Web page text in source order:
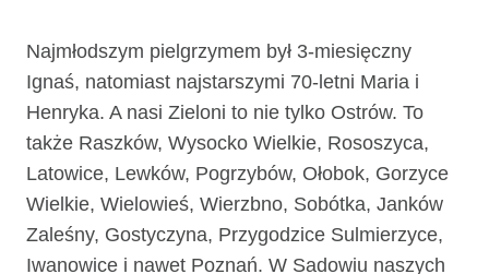
Najmłodszym pielgrzymem był 3-miesięczny
Ignaś, natomiast najstarszymi 70-letni Maria i
Henryka. A nasi Zieloni to nie tylko Ostrów. To
także Raszków, Wysocko Wielkie, Rososzyca,
Latowice, Lewków, Pogrzybów, Ołobok, Gorzyce
Wielkie, Wielowieś, Wierzbno, Sobótka, Janków
Zaleśny, Gostyczyna, Przygodzice Sulmierzyce,
Iwanowice i nawet Poznań. W Sadowiu naszych